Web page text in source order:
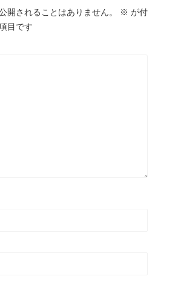
開されることはありません。 ※ が付
目です